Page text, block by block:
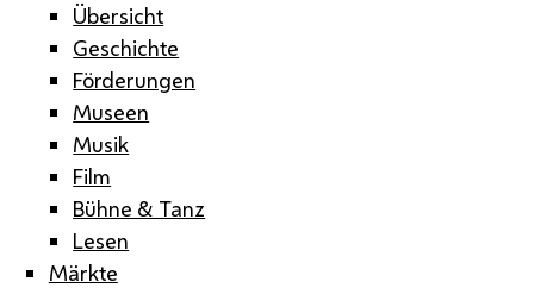
Übersicht
Geschichte
Förderungen
Museen
Musik
Film
Bühne & Tanz
Lesen
Märkte